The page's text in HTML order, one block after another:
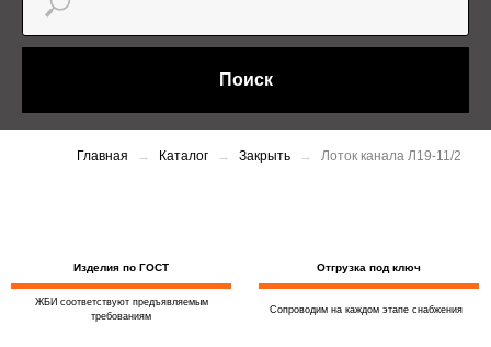
Поиск
Главная Каталог Закрыть Лоток канала Л19-11/2
Изделия по ГОСТ
ЖБИ соответствуют предъявляемым
требованиям
Отгрузка под ключ
Сопроводим на каждом этапе снабжения